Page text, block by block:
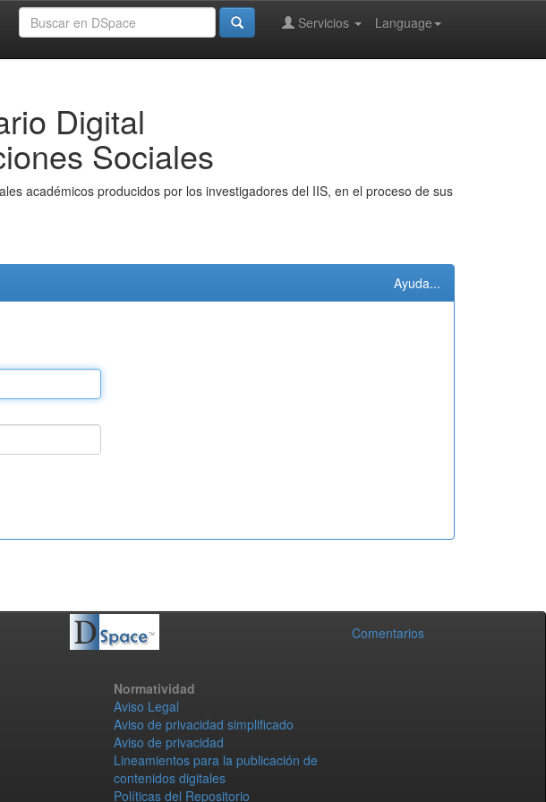
Language
Servicios
Digital
Sociales
académicos producidos por los investigadores del IIS, en el proceso de sus
Ayuda...
Comentarios
Normatividad
Aviso Legal
Aviso de privacidad simplificado
Aviso de privacidad
Lineamientos para la publicación de
contenidos digitales
Políticas del Repositorio